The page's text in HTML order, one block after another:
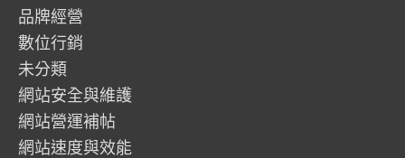
品牌經營
數位行銷
未分類
網站安全與維護
網站營運補帖
網站速度與效能